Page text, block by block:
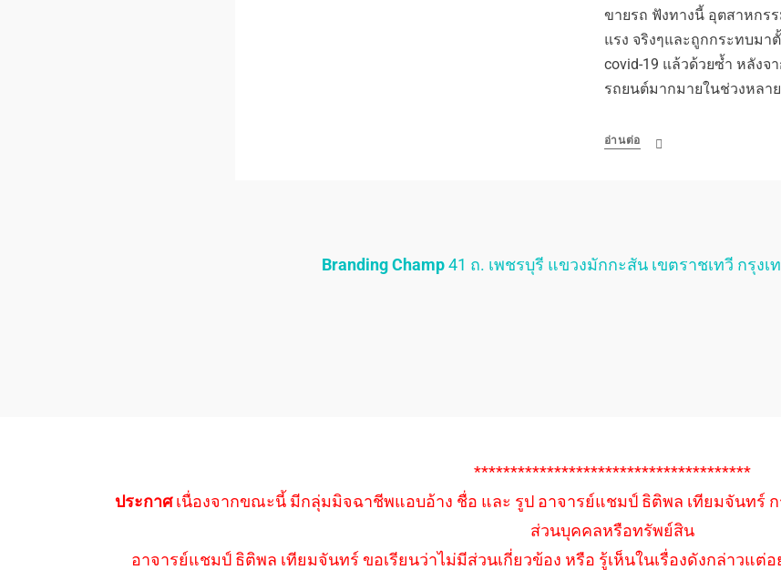
ขายรถ ฟังทางนี้ อุตสาหกร
แรง จริงๆและถูกกระทบมา
covid-19 แล้วด้วยซ้ำ หลัง
รถยนต์มากมายในช่วงหลา
อ่านต่อ
Branding Champ41 ถ. เพชรบุรี แขวงมักกะสัน เขตราชเทวี กรุง
**************************************
ประกาศเนื่องจากขณะนี้ มีกลุ่มมิจฉาชีพแอบอ้าง ชื่อ และ รูป อาจารย์แชมป์ ธิติพล เทียมจันทร์
ส่วนบุคคลหรือทรัพย์สิน
อาจารย์แชมป์ ธิติพล เทียมจันทร์ ขอเรียนว่าไม่มีส่วนเกี่ยวข้อง หรือ รู้เห็นในเรื่องดังกล่าวแ